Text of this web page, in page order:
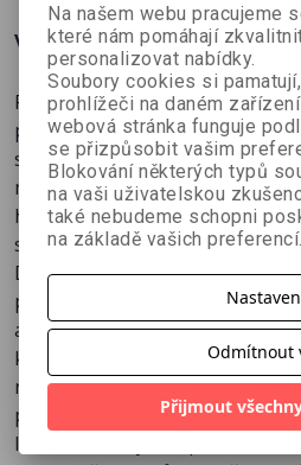
Více o knize
Podnikatel na konci role není
pouze těm, kteří chtějí uspět.
skvělou knihu určenou pro
mají hluboko do kapsy, ale i pro
harcovníky, jimž došla energie a
sil.
Držíte v rukou vašeho nového
podnikání, který vám otevře oči
a zdroji, o kterých jste neměli
který, oproti jiným knihám, není
neznámého autora, ale
poznatky člověka, který začal
letech s nulovým kapitálem a
Na našem webu pracujeme
které nám pomáhají
personalizovat nabídky.
Soubory cookies si
prohlížeči na daném
webová stránka funguje
se přizpůsobit vašim
Blokování některých typů
na vaši uživatelskou
také nebudeme schopni
na základě vašich preferencí.
Odmítnout
Přijmout